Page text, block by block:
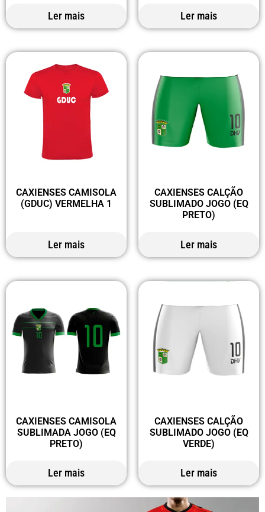
Ler mais Ler mais
CAXIENSES CAMISOLA
(GDUC) VERMELHA 1
Ler mais
CAXIENSES CALÇÃO
SUBLIMADO JOGO (EQ
PRETO)
Ler mais
CAXIENSES CAMISOLA
SUBLIMADA JOGO (EQ
PRETO)
Ler mais
CAXIENSES CALÇÃO
SUBLIMADO JOGO (EQ
VERDE)
Ler mais